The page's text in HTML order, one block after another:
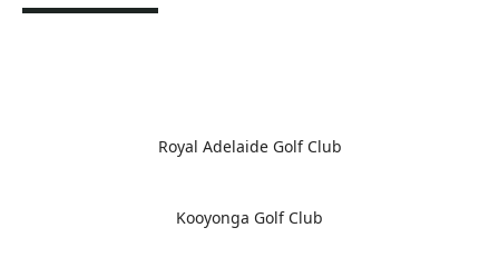
Royal Adelaide Golf Club
Kooyonga Golf Club